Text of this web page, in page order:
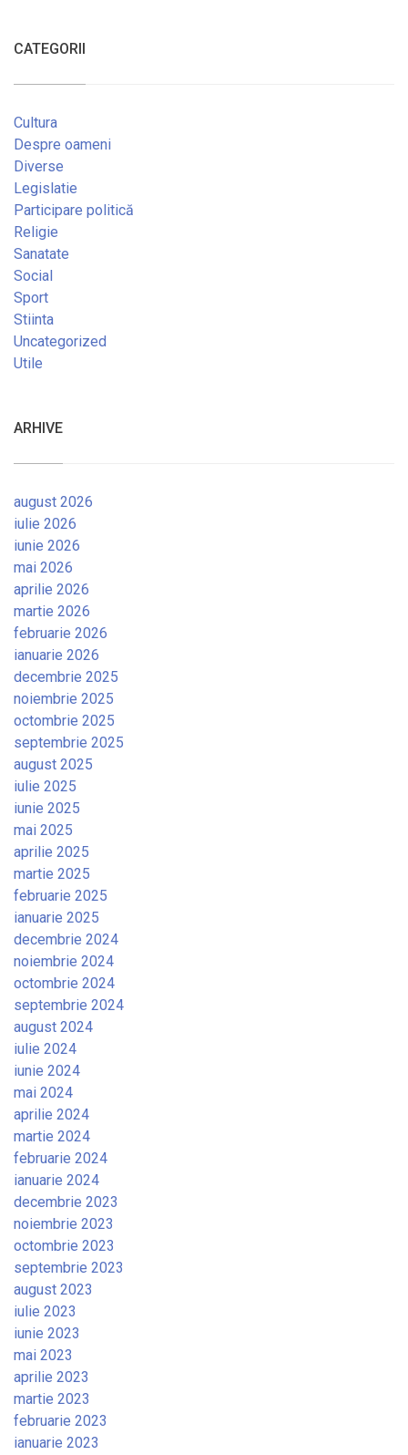
CATEGORII
Cultura
Despre oameni
Diverse
Legislatie
Participare politică
Religie
Sanatate
Social
Sport
Stiinta
Uncategorized
Utile
ARHIVE
august 2026
iulie 2026
iunie 2026
mai 2026
aprilie 2026
martie 2026
februarie 2026
ianuarie 2026
decembrie 2025
noiembrie 2025
octombrie 2025
septembrie 2025
august 2025
iulie 2025
iunie 2025
mai 2025
aprilie 2025
martie 2025
februarie 2025
ianuarie 2025
decembrie 2024
noiembrie 2024
octombrie 2024
septembrie 2024
august 2024
iulie 2024
iunie 2024
mai 2024
aprilie 2024
martie 2024
februarie 2024
ianuarie 2024
decembrie 2023
noiembrie 2023
octombrie 2023
septembrie 2023
august 2023
iulie 2023
iunie 2023
mai 2023
aprilie 2023
martie 2023
februarie 2023
ianuarie 2023